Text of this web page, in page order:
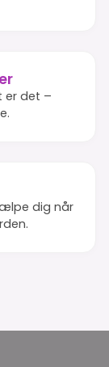
er det –
dig når